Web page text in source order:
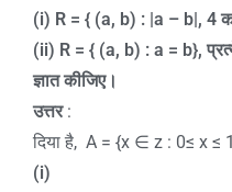
(i) R = { (a, b) : |a – b|, 4
(ii) R = { (a, b) : a = b},
ज्ञात कीजिए।
उत्तर:
दिया है, A = {x ∈ z : 0≤ x ≤
(i)